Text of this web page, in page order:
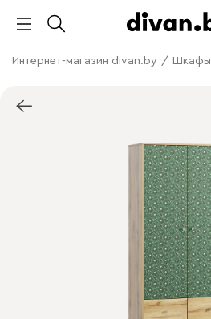
Интернет-магазин divan.by / Шкафы